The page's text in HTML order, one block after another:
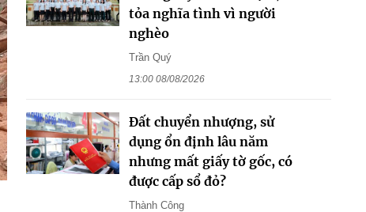
tỏa nghĩa tình vì người
nghèo
Trần Quý
13:00 08/08/2026
Đất chuyển nhượng, sử
dụng ổn định lâu năm
nhưng mất giấy tờ gốc, có
được cấp sổ đỏ?
Thành Công